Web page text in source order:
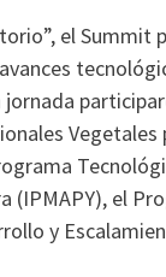
el Summit
Vegetales
el
y